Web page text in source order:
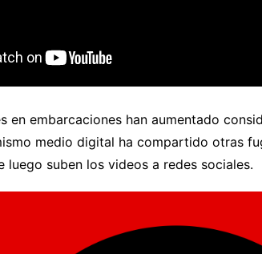
en embarcaciones han aumentado
medio digital ha compartido otras
luego suben los videos a redes sociales.